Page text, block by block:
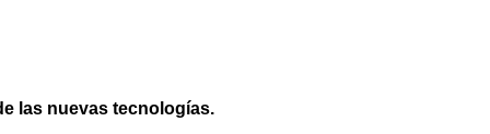
las nuevas tecnologías.